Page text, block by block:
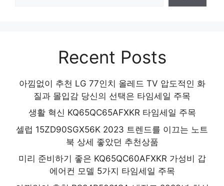
Recent Posts
아낌없이 추천 LG 77인치 올레드 TV 압도적인 화
질과 몰입감 당신의 선택은 타임세일 주목
생활 혁신 KQ65QC65AFXKR 타임세일 주목
셀럽 15ZD90SGX56K 2023 트렌드를 이끄는 노트
북 상세 좋았던 추천상품
미리 준비하기 좋은 KQ65QC60AFXKR 가성비 갑
에어컨 모델 5가지 타임세일 주목